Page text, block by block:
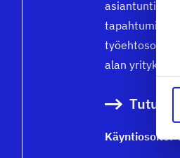
valinta
tapahtumia.
alan yritykset.
Käyntiosoite: